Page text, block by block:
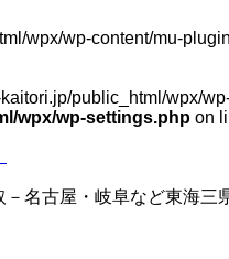
wpx/wp-content/mu-
public_html/wpx/
wpx/wp-settings.php on
名古屋・岐阜など東海三